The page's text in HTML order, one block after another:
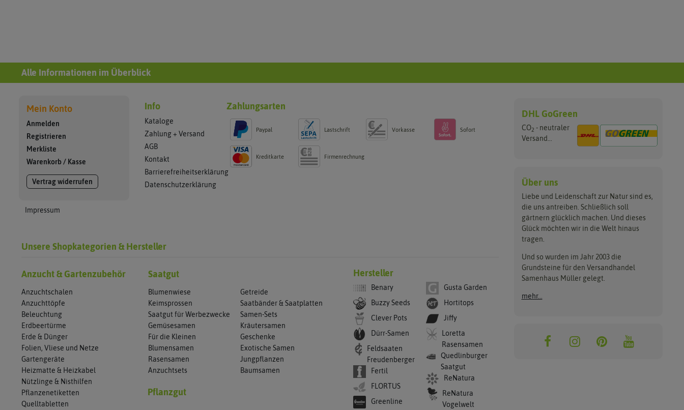
Alle Informationen im Überblick
Mein Konto
Anmelden
Registrieren
Merkliste
Warenkorb / Kasse
Vertrag widerrufen
Impressum
Info
Kataloge
Zahlung + Versand
AGB
Kontakt
Barrierefreiheitserklärung
Datenschutzerklärung
Zahlungsarten
Paypal Lastschrift Vorkasse Sofort
Kreditkarte Firmenrechnung
Unsere Shopkategorien & Hersteller
Anzucht & Gartenzubehör
Anzuchtschalen
Anzuchttöpfe
Beleuchtung
Erdbeertürme
Erde & Dünger
Folien, Vliese und Netze
Gartengeräte
Heizmatte & Heizkabel
Nützlinge & Nisthilfen
Pflanzenetiketten
Quelltabletten
Saatgut
Blumenwiese
Getreide
Keimsprossen
Saatbänder & Saatplatten
Saatgut für Werbezwecke
Samen-Sets
Gemüsesamen
Kräutersamen
Für die Kleinen
Geschenke
Blumensamen
Exotische Samen
Rasensamen
Jungpflanzen
Anzuchtsets
Baumsamen
Pflanzgut
Hersteller
Benary
Buzzy Seeds
Clever Pots
Dürr-Samen
Feldsaaten
Freudenberger
Fertil
FLORTUS
Greenline
Gusta Garden
Hortitops
Jiffy
Loretta
Rasensamen
Quedlinburger
Saatgut
ReNatura
ReNatura
Vogelwelt
DHL GoGreen
CO2 - neutraler
Versand...
Über uns
Liebe und Leidenschaft zur Natur sind es,
die uns antreiben. Schließlich soll
gärtnern glücklich machen. Und dieses
Glück möchten wir in die Welt hinaus
tragen.
Und so wurden im Jahr 2003 die
Grundsteine für den Versandhandel
Samenhaus Müller gelegt.
mehr...